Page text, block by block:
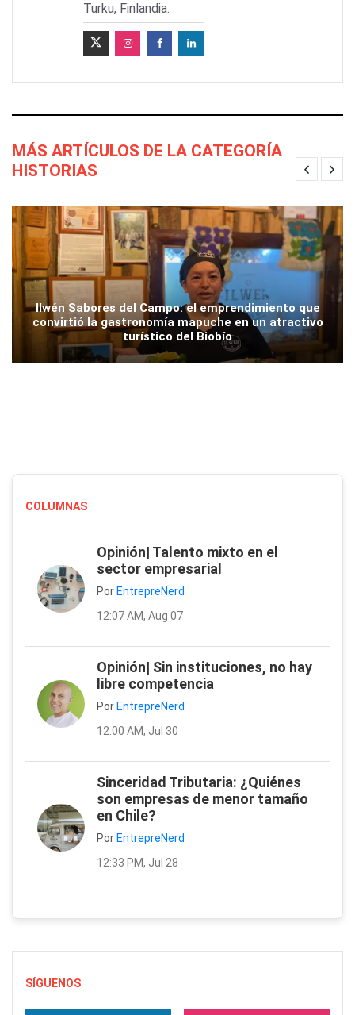
Turku, Finlandia.
MÁS ARTÍCULOS DE LA CATEGORÍA
HISTORIAS
Ilwén Sabores del Campo: el emprendimiento que
convirtió la gastronomía mapuche en un atractivo
turístico del Biobío
COLUMNAS
Opinión| Talento mixto en el
sector empresarial
Por EntrepreNerd
12:07 AM, Aug 07
Opinión| Sin instituciones, no hay
libre competencia
Por EntrepreNerd
12:00 AM, Jul 30
Sinceridad Tributaria: ¿Quiénes
son empresas de menor tamaño
en Chile?
Por EntrepreNerd
12:33 PM, Jul 28
SÍGUENOS